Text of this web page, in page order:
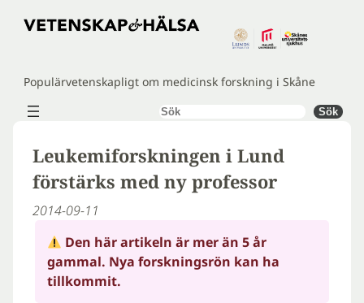
Hoppa
Populärvetenskapligt om medicinsk forskning i Skåne
Sök Sök
Leukemiforskningen i Lund
förstärks med ny professor
2014-09-11
Den här artikeln är mer än 5 år
gammal. Nya forskningsrön kan ha
tillkommit.